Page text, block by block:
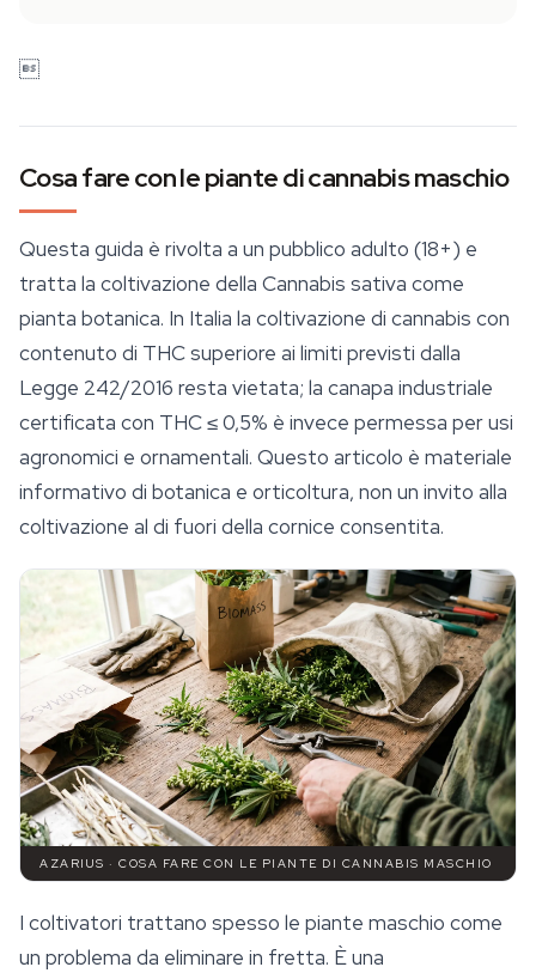

Cosa fare con le piante di cannabis maschio
Questa guida è rivolta a un pubblico adulto (18+) e
tratta la coltivazione della Cannabis sativa come
pianta botanica. In Italia la coltivazione di cannabis con
contenuto di THC superiore ai limiti previsti dalla
Legge 242/2016 resta vietata; la canapa industriale
certificata con THC ≤ 0,5% è invece permessa per usi
agronomici e ornamentali. Questo articolo è materiale
informativo di botanica e orticoltura, non un invito alla
coltivazione al di fuori della cornice consentita.
AZARIUS · COSA FARE CON LE PIANTE DI CANNABIS MASCHIO
I coltivatori trattano spesso le piante maschio come
un problema da eliminare in fretta. È una